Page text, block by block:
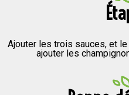
Ajouter les trois sauces, et
ajouter les